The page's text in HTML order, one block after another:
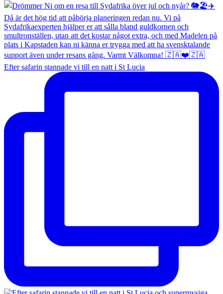
Efter safarin stannade vi till en natt i St Lucia